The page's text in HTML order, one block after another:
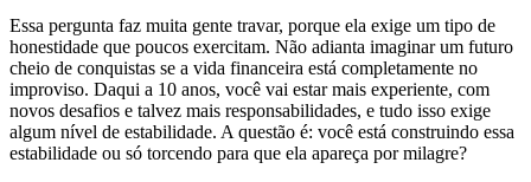
Essa pergunta faz muita gente travar, porque ela exige um tipo de
honestidade que poucos exercitam. Não adianta imaginar um futuro
cheio de conquistas se a vida financeira está completamente no
improviso. Daqui a 10 anos, você vai estar mais experiente, com
novos desafios e talvez mais responsabilidades, e tudo isso exige
algum nível de estabilidade. A questão é: você está construindo essa
estabilidade ou só torcendo para que ela apareça por milagre?